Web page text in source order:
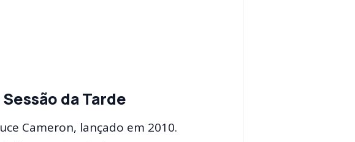
da Tarde
Cameron, lançado em 2010.